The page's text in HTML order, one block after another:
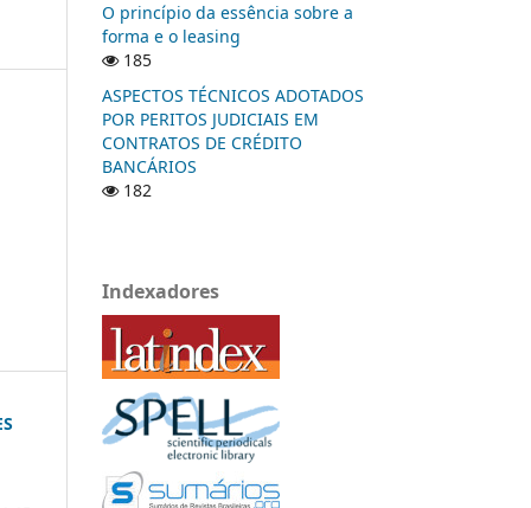
O princípio da essência sobre a
forma e o leasing
185
ASPECTOS TÉCNICOS ADOTADOS
POR PERITOS JUDICIAIS EM
CONTRATOS DE CRÉDITO
BANCÁRIOS
182
Indexadores